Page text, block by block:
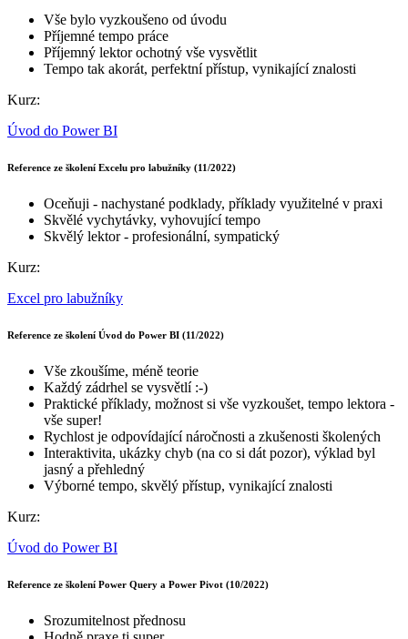
Vše bylo vyzkoušeno od úvodu
Příjemné tempo práce
Příjemný lektor ochotný vše vysvětlit
Tempo tak akorát, perfektní přístup, vynikající znalosti
Kurz:
Úvod do Power BI
Reference ze školení Excelu pro labužníky (11/2022)
Oceňuji - nachystané podklady, příklady využitelné v praxi
Skvělé vychytávky, vyhovující tempo
Skvělý lektor - profesionální, sympatický
Kurz:
Excel pro labužníky
Reference ze školení Úvod do Power BI (11/2022)
Vše zkoušíme, méně teorie
Každý zádrhel se vysvětlí :-)
Praktické příklady, možnost si vše vyzkoušet, tempo lektora -
vše super!
Rychlost je odpovídající náročnosti a zkušenosti školených
Interaktivita, ukázky chyb (na co si dát pozor), výklad byl
jasný a přehledný
Výborné tempo, skvělý přístup, vynikající znalosti
Kurz:
Úvod do Power BI
Reference ze školení Power Query a Power Pivot (10/2022)
Srozumitelnost přednosu